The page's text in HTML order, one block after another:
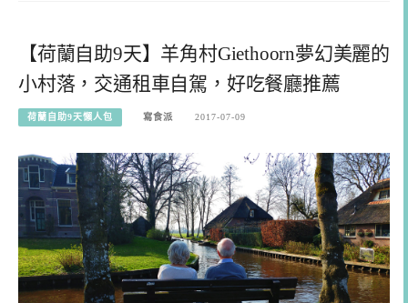
【荷蘭自助9天】羊角村Giethoorn夢幻美麗的
小村落，交通租車自駕，好吃餐廳推薦
荷蘭自助9天懶人包 寫食派 2017-07-09